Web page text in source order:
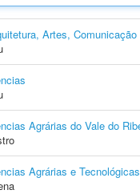
Artes,
Agrárias do Vale do
Agrárias e Tecnológicas